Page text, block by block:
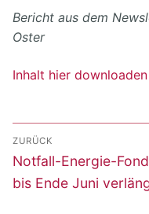
Bericht aus dem
Oster
Inhalt hier downloaden
ZURÜCK
Vorheriger
Beitrag:
Notfall-Energie-
bis Ende Juni